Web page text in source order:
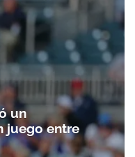
un
juego entre